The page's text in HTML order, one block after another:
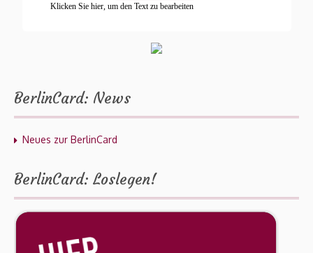
Klicken Sie hier, um den Text zu bearbeiten
BerlinCard: News
Neues zur BerlinCard
BerlinCard: Loslegen!